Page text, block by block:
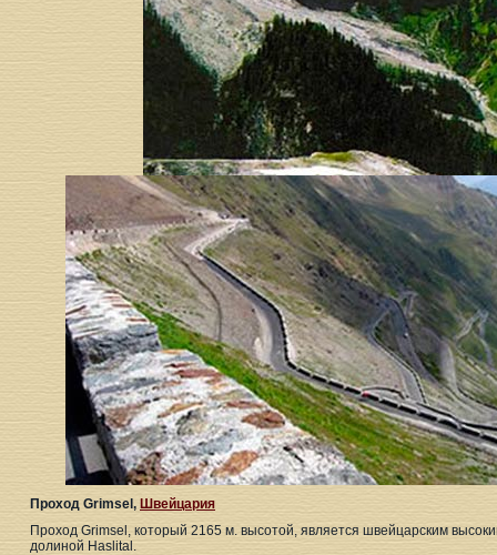
Проход Grimsel, Швейцария
Проход Grimsel, который 2165 м. высотой, является швейцарским
долиной Haslital.